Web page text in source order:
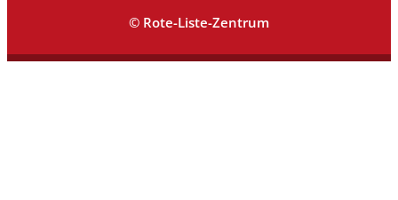
© Rote-Liste-Zentrum